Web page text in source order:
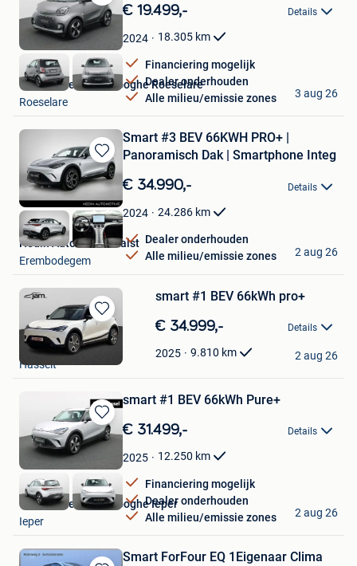
Bewaren
in
Mijn
Favorieten
€ 19.499,- Details
2024 18.305 km
Financiering mogelijk
Dealer onderhouden
Alle milieu/emissie zones
Van Mossel Vereenooghe Roeselare
Roeselare
3 aug 26
Bewaren
in
Mijn
Favorieten
Smart #3 BEV 66KWH PRO+ |
Panoramisch Dak | Smartphone Integ
€ 34.990,- Details
2024 24.286 km
Dealer onderhouden
Alle milieu/emissie zones
Hedin Automotive Aalst
Erembodegem
2 aug 26
Bewaren
in
Mijn
Favorieten
smart #1 BEV 66kWh pro+
€ 34.999,- Details
2025 9.810 km
Hermans Etn
Hasselt
2 aug 26
Bewaren
in
Favorieten
smart #1 BEV 66kWh Pure+
€ 31.499,- Details
2025 12.250 km
Financiering mogelijk
Dealer onderhouden
Alle milieu/emissie zones
Van Mossel Vereenooghe Ieper
Ieper
2 aug 26
Smart ForFour EQ 1Eigenaar Clima